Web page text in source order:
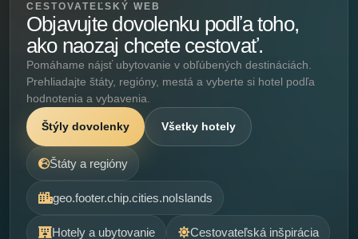
CESTOVATEĽSKÝ WEB
Objavujte dovolenku podľa toho,
ako naozaj chcete cestovať.
Pomáhame nájsť ubytovanie v obľúbených destináciách.
Prehliadajte štáty, regióny, mestá a vyberte si hotel podľa
hodnotenia a vybavenia.
Štýly dovolenky Všetky hotely
Štáty a regióny
geo.footer.chip.cities.noIslands
Hotely a ubytovanie Cestovateľská inšpirácia